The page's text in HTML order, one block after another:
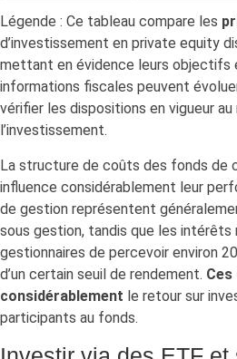
Légende : Ce tableau compare les
d’investissement en private equity
mettant en évidence leurs objectifs
informations fiscales peuvent
vérifier les dispositions en vigueur
l’investissement.
La structure de coûts des fonds de
influence considérablement leur
de gestion représentent
sous gestion, tandis que les
gestionnaires de percevoir environ
d’un certain seuil de rendement.
considérablement le retour sur
participants au fonds.